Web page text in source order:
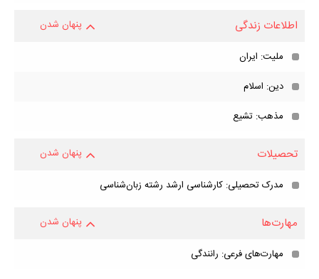
اطلاعات زندگی پنهان شدن
ملیت: ایران
دین: اسلام
مذهب: تشیع
تحصیلات پنهان شدن
مدرک تحصیلی: کارشناسی ارشد رشته زبان‌شناسی
مهارت‌ها پنهان شدن
مهارت‌های فرعی: رانندگی